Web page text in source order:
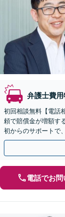
弁護士費
初回相談無料【電話
頼で賠償金が増額す
初からのサポートで
事故・死亡事故の対
電話でお